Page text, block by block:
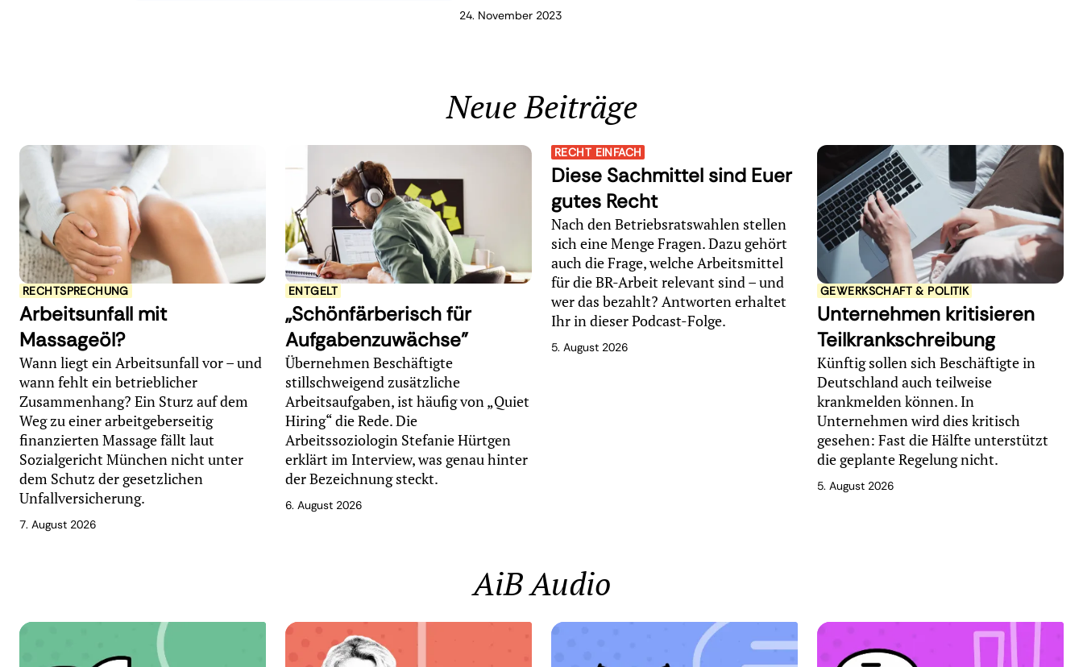
24. November 2023
Neue Beiträge
RECHTSPRECHUNG
Arbeitsunfall mit
Massageöl?
Wann liegt ein Arbeitsunfall vor – und
wann fehlt ein betrieblicher
Zusammenhang? Ein Sturz auf dem
Weg zu einer arbeitgeberseitig
finanzierten Massage fällt laut
Sozialgericht München nicht unter
dem Schutz der gesetzlichen
Unfallversicherung.
7. August 2026
ENTGELT
„Schönfärberisch für
Aufgabenzuwächse"
Übernehmen Beschäftigte
stillschweigend zusätzliche
Arbeitsaufgaben, ist häufig von „Quiet
Hiring“ die Rede. Die
Arbeitssoziologin Stefanie Hürtgen
erklärt im Interview, was genau hinter
der Bezeichnung steckt.
6. August 2026
RECHT EINFACH
Diese Sachmittel sind Euer
gutes Recht
Nach den Betriebsratswahlen stellen
sich eine Menge Fragen. Dazu gehört
auch die Frage, welche Arbeitsmittel
für die BR-Arbeit relevant sind – und
wer das bezahlt? Antworten erhaltet
Ihr in dieser Podcast-Folge.
5. August 2026
GEWERKSCHAFT & POLITIK
Unternehmen kritisieren
Teilkrankschreibung
Künftig sollen sich Beschäftigte in
Deutschland auch teilweise
krankmelden können. In
Unternehmen wird dies kritisch
gesehen: Fast die Hälfte unterstützt
die geplante Regelung nicht.
5. August 2026
AiB Audio